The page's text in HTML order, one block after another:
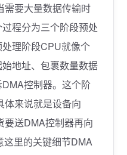
需要大量数据传输时
程分为三个阶段预处
理阶段CPU就像个
地址、包裹数量数据
控制器。这个阶
体来说就是设备向
要送DMA控制器再向
里的关键细节DMA